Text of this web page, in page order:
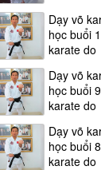
Dạy võ
học buổi
karate do
Dạy võ
học buổi
karate do
Dạy võ
học buổi
karate do